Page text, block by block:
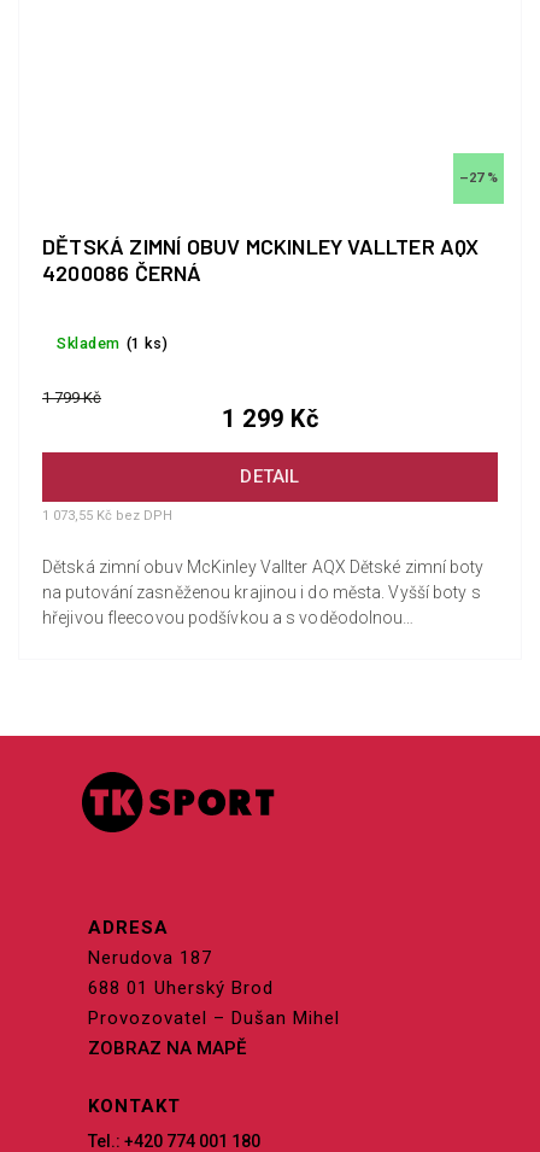
–27 %
DĚTSKÁ ZIMNÍ OBUV MCKINLEY VALLTER AQX
4200086 ČERNÁ
Skladem (1 ks)
DETAIL
1 073,55 Kč bez DPH
1 799 Kč
1 299 Kč
Dětská zimní obuv McKinley Vallter AQX Dětské zimní boty
na putování zasněženou krajinou i do města. Vyšší boty s
hřejivou fleecovou podšívkou a s voděodolnou
ADRESA
Nerudova 187
688 01 Uherský Brod
Provozovatel – Dušan Mihel
ZOBRAZ NA MAPĚ
KONTAKT
Tel.: +420 774 001 180